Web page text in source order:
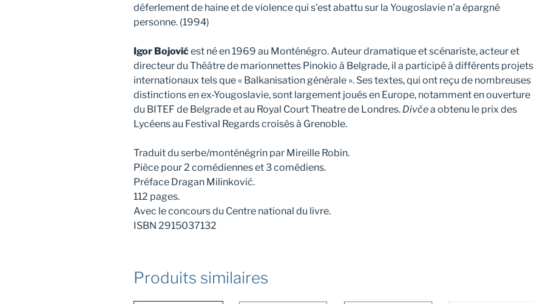
déferlement de haine et de violence qui s’est abattu sur la Yougoslavie n’a épargné
personne. (1994)
Igor Bojovićest né en 1969 au Monténégro. Auteur dramatique et scénariste, acteur et
directeur du Théâtre de marionnettes Pinokio à Belgrade, il a participé à différents projets
internationaux tels que « Balkanisation générale ». Ses textes, qui ont reçu de nombreuses
distinctions en ex-Yougoslavie, sont largement joués en Europe, notamment en ouverture
du BITEF de Belgrade et au Royal Court Theatre de Londres. Divčea obtenu le prix des
Lycéens au Festival Regards croisés à Grenoble.
Traduit du serbe/monténégrin par Mireille Robin.
Pièce pour 2 comédiennes et 3 comédiens.
Préface Dragan Milinković.
112 pages.
Avec le concours du Centre national du livre.
ISBN 2915037132
Produits similaires